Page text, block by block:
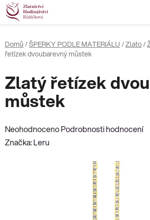
Přejít
na
obsah
Domů /ŠPERKY PODLE MATERIÁLU /Zlato/
řetízek dvoubarevný můstek
Zlatý řetízek
můstek
Průměrné
hodnocení
NeohodnocenoPodrobnosti hodnocení
Značka:Leru